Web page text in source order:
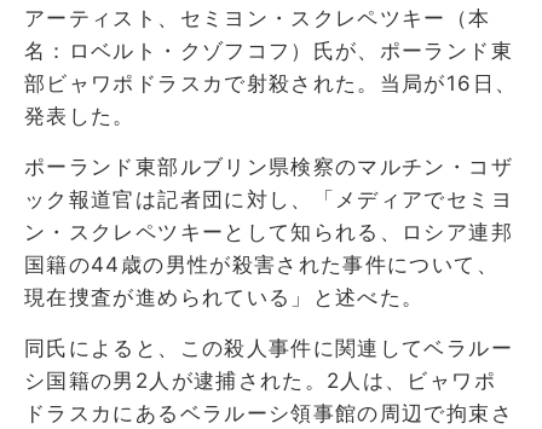
アーティスト、セミヨン・スクレペツキー（本
名：ロベルト・クゾフコフ）氏が、ポーランド東
部ビャワポドラスカで射殺された。当局が16日、
発表した。
ポーランド東部ルブリン県検察のマルチン・コザ
ック報道官は記者団に対し、「メディアでセミヨ
ン・スクレペツキーとして知られる、ロシア連邦
国籍の44歳の男性が殺害された事件について、
現在捜査が進められている」と述べた。
同氏によると、この殺人事件に関連してベラルー
シ国籍の男2人が逮捕された。2人は、ビャワポ
ドラスカにあるベラルーシ領事館の周辺で拘束さ